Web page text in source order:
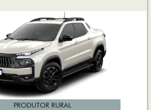
PRODUTOR RURAL